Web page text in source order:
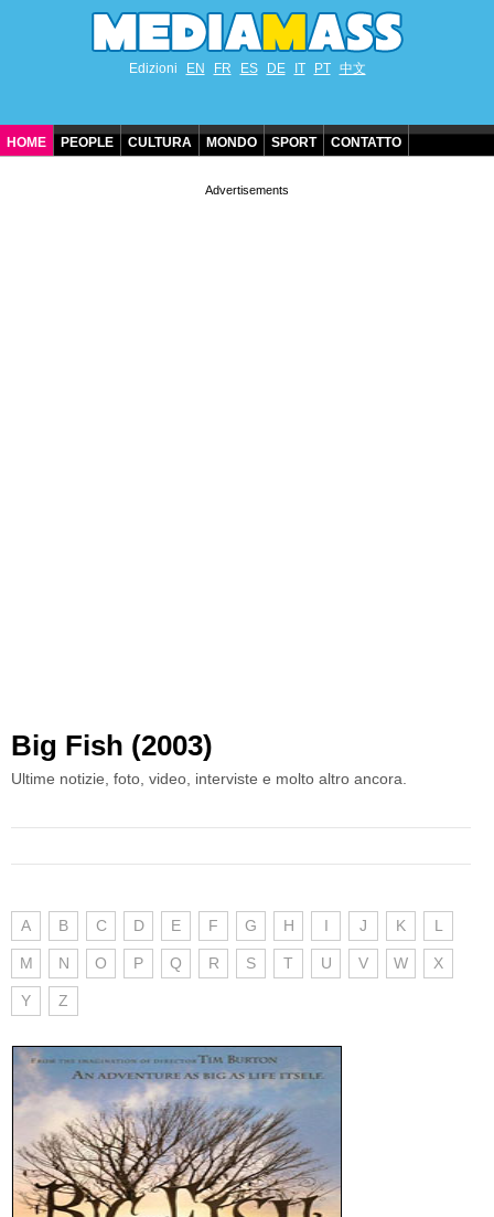
Edizioni EN FR ES DE IT PT 中文
HOME PEOPLE CULTURA MONDO SPORT CONTATTO
Big Fish (2003)
Ultime notizie, foto, video, interviste e molto altro ancora.
A B C D E F G H I J K L
M N O P Q R S T U V W X
Y Z